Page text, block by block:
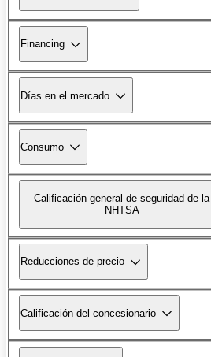
Financing
Días en el mercado
Consumo
Calificación general de seguridad de la
NHTSA
Reducciones de precio
Calificación del concesionario